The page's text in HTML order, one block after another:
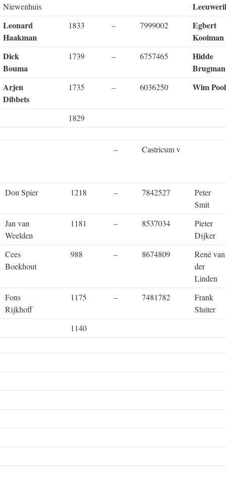
Niewenhuis
Leonard
Haakman
1833 – 7999002
Egbert
Kooiman
Dick
Bouma
1739 – 6757465
Hidde
Brugman
Arjen
Dibbets
1735 – 6036250 Wim Pool
1829
– Castricum v
Don Spier 1218 – 7842527
Peter
Smit
Jan van
Weelden
1181 – 8537034
Pieter
Dijker
Cees
Boekhout
988 – 8674809
René van
der
Linden
Fons
Rijkhoff
1175 – 7481782
Frank
Sluiter
1140